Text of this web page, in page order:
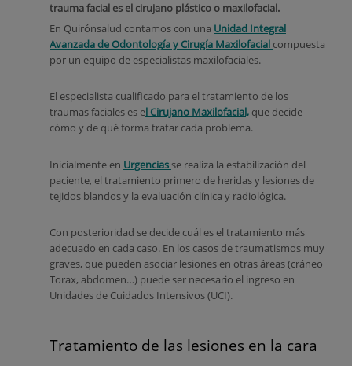
trauma facial es el cirujano plástico o maxilofacial.
En Quirónsalud contamos con una Unidad Integral
Avanzada de Odontología y Cirugía Maxilofacial compuesta
por un equipo de especialistas maxilofaciales.
El especialista cualificado para el tratamiento de los
traumas faciales es el Cirujano Maxilofacial, que decide
cómo y de qué forma tratar cada problema.
Inicialmente en Urgencias se realiza la estabilización del
paciente, el tratamiento primero de heridas y lesiones de
tejidos blandos y la evaluación clínica y radiológica.
Con posterioridad se decide cuál es el tratamiento más
adecuado en cada caso. En los casos de traumatismos muy
graves, que pueden asociar lesiones en otras áreas (cráneo
Torax, abdomen…) puede ser necesario el ingreso en
Unidades de Cuidados Intensivos (UCI).
Tratamiento de las lesiones en la cara